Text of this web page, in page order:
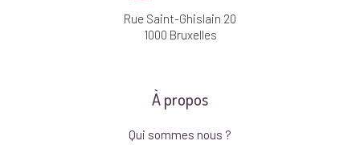
Rue Saint-Ghislain 20
1000 Bruxelles
À propos
Qui sommes nous ?